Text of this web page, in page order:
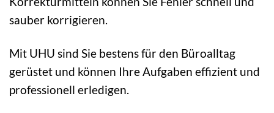
sauber korrigieren.
Mit UHU sind Sie bestens für den Büroalltag
gerüstet und können Ihre Aufgaben effizient und
professionell erledigen.